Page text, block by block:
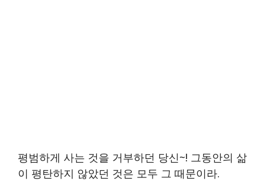
평범하게 사는 것을 거부하던 당신~! 그동안의 삶
이 평탄하지 않았던 것은 모두 그 때문이라.